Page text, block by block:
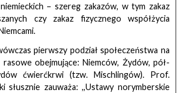
– szereg zakazów, w tym zakaz
czy zakaz fizycznego współżycia
pierwszy podział społeczeństwa na
obejmujące: Niemców, Żydów, pół-
ćwierćkrwi (tzw. Mischlingów). Prof.
słusznie zauważa: ,,Ustawy norymberskie